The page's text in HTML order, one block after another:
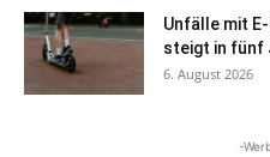
Unfälle mit
steigt in fünf
6. August 2026
-